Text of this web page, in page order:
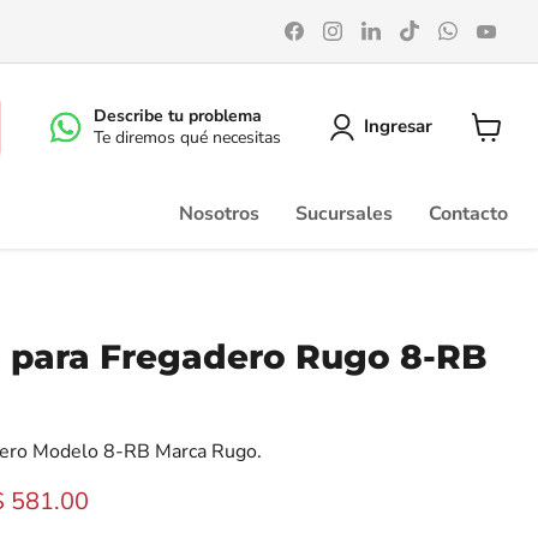
Encuéntrenos
en
Facebook
Encuéntrenos
en
Instagram
Encuéntrenos
en
LinkedIn
Encuéntrenos
en
TikTok
en
Describe tu problema
Te diremos qué necesitas
Ingresar
Nosotros Sucursales Contacto
Fregadero Rugo 8-RB
Modelo 8-RB Marca Rugo.
actual
581.00